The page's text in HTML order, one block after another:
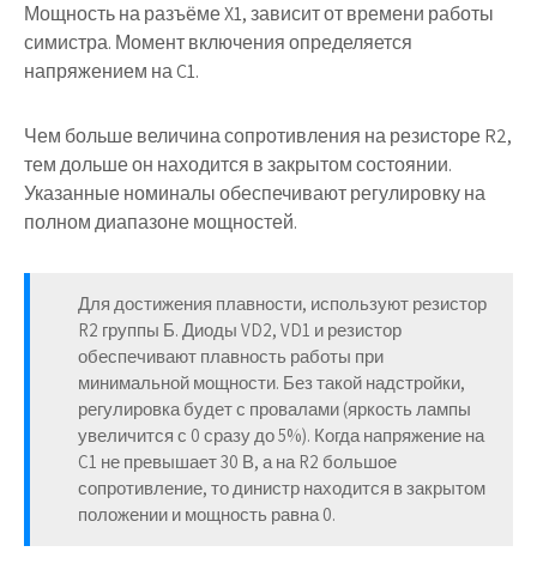
Мощность на разъёме X1, зависит от времени работы
симистра. Момент включения определяется
напряжением на C1.
Чем больше величина сопротивления на резисторе R2,
тем дольше он находится в закрытом состоянии.
Указанные номиналы обеспечивают регулировку на
полном диапазоне мощностей.
Для достижения плавности, используют резистор
R2 группы Б. Диоды VD2, VD1 и резистор
обеспечивают плавность работы при
минимальной мощности. Без такой надстройки,
регулировка будет с провалами (яркость лампы
увеличится с 0 сразу до 5%). Когда напряжение на
C1 не превышает 30 В, а на R2 большое
сопротивление, то динистр находится в закрытом
положении и мощность равна 0.